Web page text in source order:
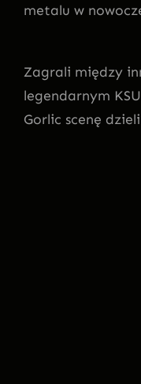
metalu w
Zagrali między
legendarnym
Gorlic scenę